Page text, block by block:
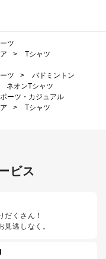
ツ
>
Tシャツ
ツ >
バドミントン
ネオンTシャツ
ーツ・カジュアル
>
Tシャツ
ビス
だくさん！
逃しなく。